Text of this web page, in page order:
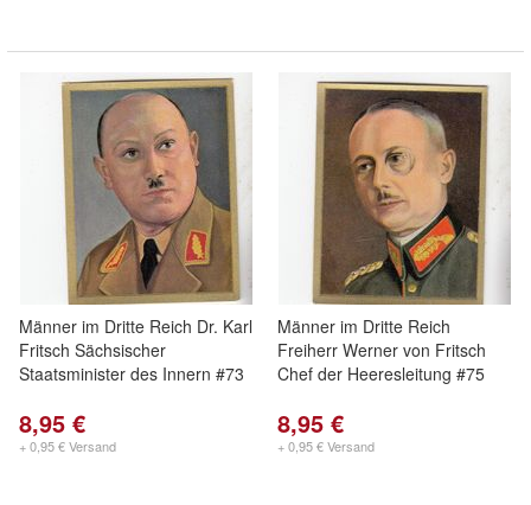
Männer im Dritte Reich Dr. Karl
Fritsch Sächsischer
Staatsminister des Innern #73
8,95 €
+ 0,95 € Versand
Männer im Dritte Reich
Freiherr Werner von Fritsch
Chef der Heeresleitung #75
8,95 €
+ 0,95 € Versand